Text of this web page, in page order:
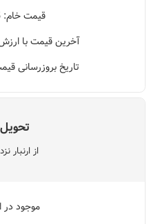
قیمت خام: 121,585
آخرین قیمت با ارزش
تاریخ بروزرسانی قیمت: ۱۸ مرداد
از ارنبار
موجود در